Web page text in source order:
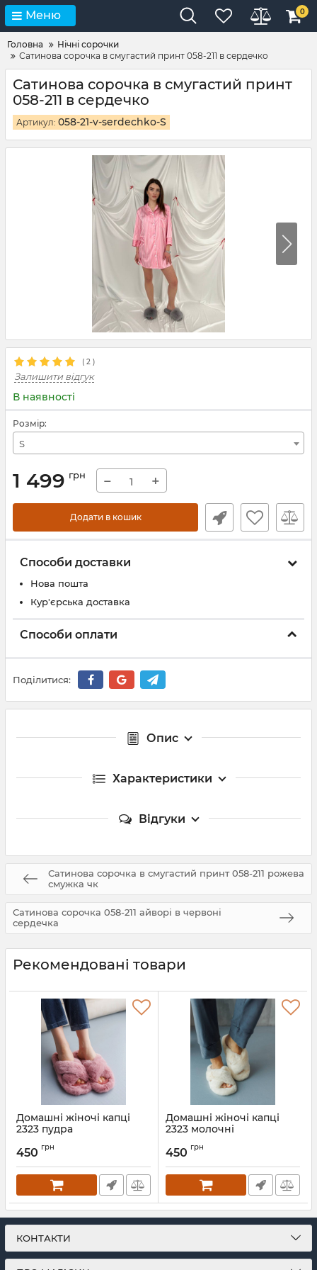
Меню 0
Головна
Нічні сорочки
Сатинова сорочка в смугастий принт 058-211 в сердечко
Сатинова сорочка в смугастий принт
058-211 в сердечко
Артикул: 058-21-v-serdechko-S
( 2 )
Залишити відгук
В наявності
Розмір:
S
1 499 грн − +
Додати в кошик
Способи доставки
Нова пошта
Кур'єрська доставка
Способи оплати
Поділитися:
Опис
Характеристики
Відгуки
Сатинова сорочка в смугастий принт 058-211 рожева
смужка чк
Сатинова сорочка 058-211 айворі в червоні
сердечка
Рекомендовані товари
Домашні жіночі капці
2323 пудра
450 грн
Домашні жіночі капці
2323 молочні
450 грн
КОНТАКТИ